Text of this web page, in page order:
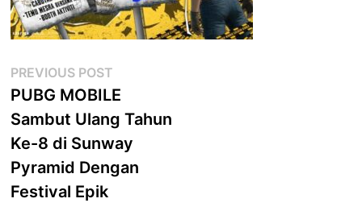
Post
navigation
PREVIOUS POST
post:
PUBG MOBILE
Sambut Ulang Tahun
Ke-8 di Sunway
Pyramid Dengan
Festival Epik